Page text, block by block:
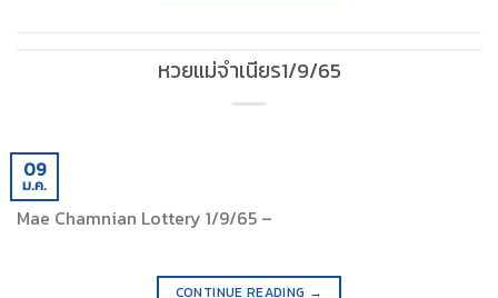
หวยแม่จําเนียร1/9/65
09
ม.ค.
Mae Chamnian Lottery 1/9/65 –
CONTINUE READING →